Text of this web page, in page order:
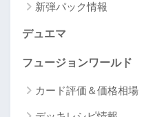
新弾パック情報
デュエマ
フュージョンワールド
カード評価＆価格相場